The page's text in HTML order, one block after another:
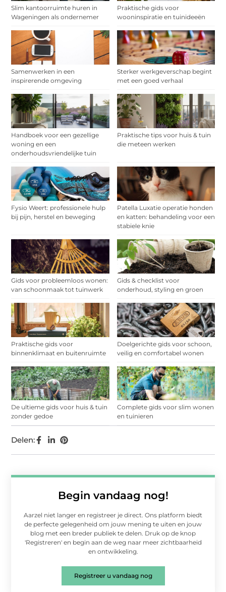
Slim kantoorruimte huren in
Wageningen als ondernemer
Praktische gids voor
wooninspiratie en tuinideeën
Samenwerken in een
inspirerende omgeving
Sterker werkgeverschap begint
met een goed verhaal
Handboek voor een gezellige
woning en een
onderhoudsvriendelijke tuin
Praktische tips voor huis & tuin
die meteen werken
Fysio Weert: professionele hulp
bij pijn, herstel en beweging
Patella Luxatie operatie honden
en katten: behandeling voor een
stabiele knie
Gids voor probleemloos wonen:
van schoonmaak tot tuinwerk
Gids & checklist voor
onderhoud, styling en groen
Praktische gids voor
binnenklimaat en buitenruimte
Doelgerichte gids voor schoon,
veilig en comfortabel wonen
De ultieme gids voor huis & tuin
zonder gedoe
Complete gids voor slim wonen
en tuinieren
Begin vandaag nog!
Aarzel niet langer en registreer je direct. Ons platform biedt
de perfecte gelegenheid om jouw mening te uiten en jouw
blog met een breder publiek te delen. Druk op de knop
'Registreren' en begin aan de weg naar meer zichtbaarheid
en ontwikkeling.
Registreer u vandaag nog
Delen: